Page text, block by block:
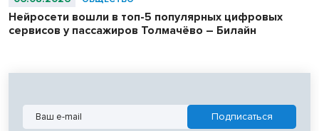
Нейросети вошли в топ-5 популярных цифровых
сервисов у пассажиров Толмачёво – Билайн